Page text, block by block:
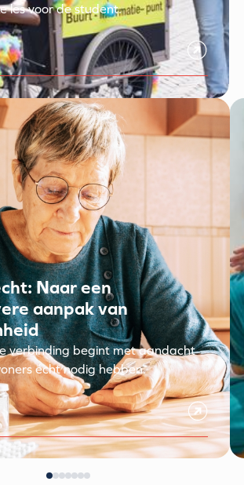
les voor de student.
Naar een
aanpak van
verbinding begint met aandacht
écht nodig hebben.